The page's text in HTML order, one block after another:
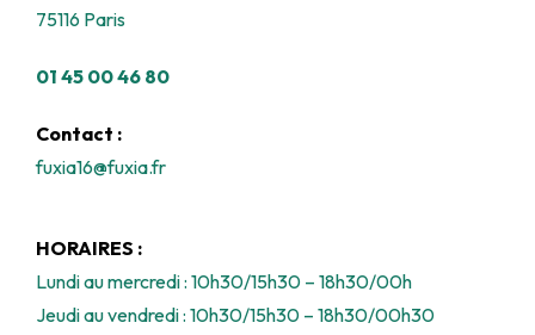
75116 Paris
01 45 00 46 80
Contact :
fuxia16@fuxia.fr
HORAIRES :
Lundi au mercredi : 10h30/15h30 – 18h30/00h
Jeudi au vendredi : 10h30/15h30 – 18h30/00h30